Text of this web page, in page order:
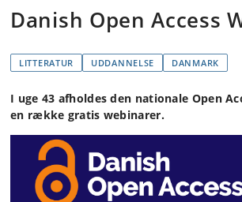
Danish Open Access
LITTERATUR UDDANNELSE DANMARK
I uge 43 afholdes den nationale Open
en række gratis webinarer.